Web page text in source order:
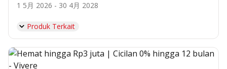
1 5月 2026 - 30 4月 2028
Produk Terkait